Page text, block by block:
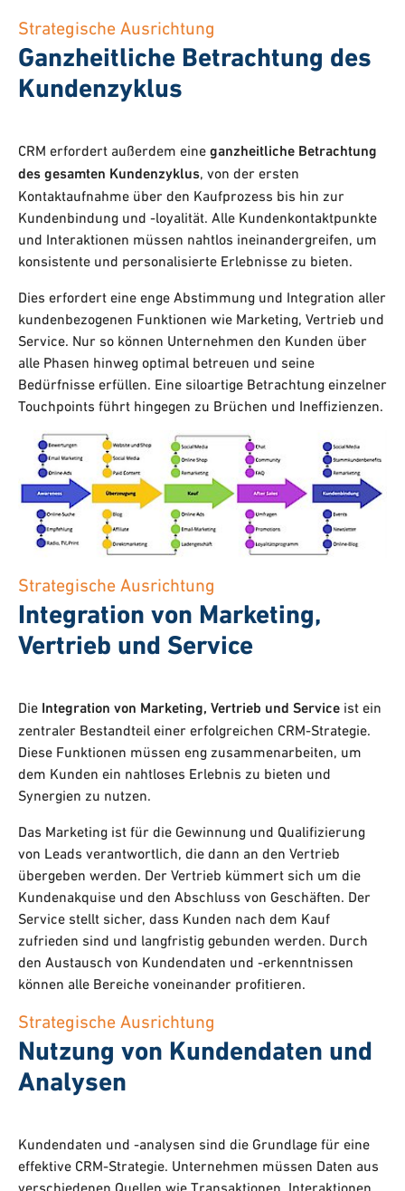
Strategische Ausrichtung
Ganzheitliche Betrachtung des
Kundenzyklus
CRM erfordert außerdem eine ganzheitliche Betrachtung
des gesamten Kundenzyklus, von der ersten
Kontaktaufnahme über den Kaufprozess bis hin zur
Kundenbindung und -loyalität. Alle Kundenkontaktpunkte
und Interaktionen müssen nahtlos ineinandergreifen, um
konsistente und personalisierte Erlebnisse zu bieten.
Dies erfordert eine enge Abstimmung und Integration aller
kundenbezogenen Funktionen wie Marketing, Vertrieb und
Service. Nur so können Unternehmen den Kunden über
alle Phasen hinweg optimal betreuen und seine
Bedürfnisse erfüllen. Eine siloartige Betrachtung einzelner
Touchpoints führt hingegen zu Brüchen und Ineffizienzen.
Strategische Ausrichtung
Integration von Marketing,
Vertrieb und Service
Die Integration von Marketing, Vertrieb und Service ist ein
zentraler Bestandteil einer erfolgreichen CRM-Strategie.
Diese Funktionen müssen eng zusammenarbeiten, um
dem Kunden ein nahtloses Erlebnis zu bieten und
Synergien zu nutzen.
Das Marketing ist für die Gewinnung und Qualifizierung
von Leads verantwortlich, die dann an den Vertrieb
übergeben werden. Der Vertrieb kümmert sich um die
Kundenakquise und den Abschluss von Geschäften. Der
Service stellt sicher, dass Kunden nach dem Kauf
zufrieden sind und langfristig gebunden werden. Durch
den Austausch von Kundendaten und -erkenntnissen
können alle Bereiche voneinander profitieren.
Strategische Ausrichtung
Nutzung von Kundendaten und
Analysen
Kundendaten und -analysen sind die Grundlage für eine
effektive CRM-Strategie. Unternehmen müssen Daten aus
verschiedenen Quellen wie Transaktionen, Interaktionen